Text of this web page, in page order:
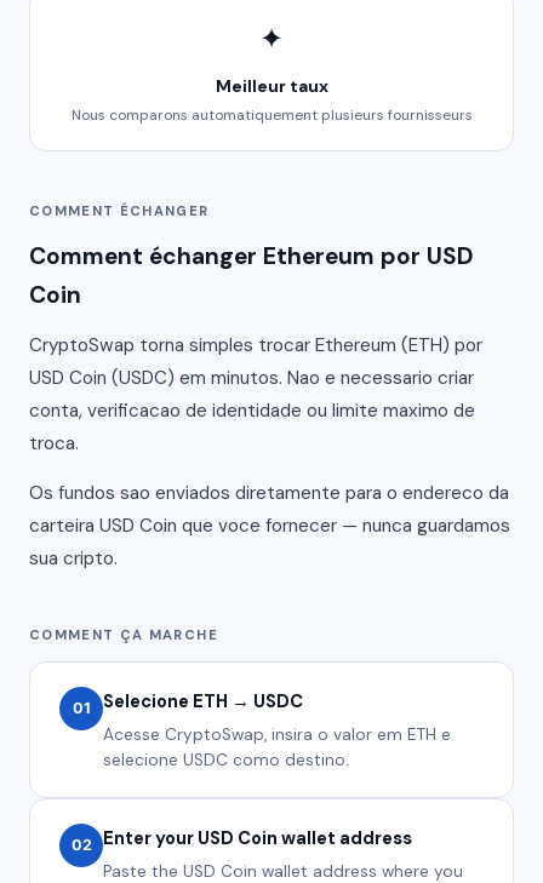
✦
Meilleur taux
Nous comparons automatiquement plusieurs fournisseurs
COMMENT ÉCHANGER
Comment échanger Ethereum por USD
Coin
CryptoSwap torna simples trocar Ethereum (ETH) por
USD Coin (USDC) em minutos. Nao e necessario criar
conta, verificacao de identidade ou limite maximo de
troca.
Os fundos sao enviados diretamente para o endereco da
carteira USD Coin que voce fornecer — nunca guardamos
sua cripto.
COMMENT ÇA MARCHE
01 Selecione ETH → USDC
Acesse CryptoSwap, insira o valor em ETH e
selecione USDC como destino.
02 Enter your USD Coin wallet address
Paste the USD Coin wallet address where you